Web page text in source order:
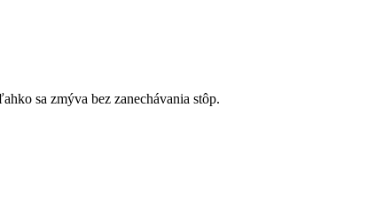
sa zmýva bez zanechávania stôp.